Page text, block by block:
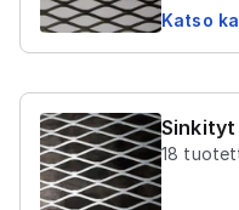
Katso
18